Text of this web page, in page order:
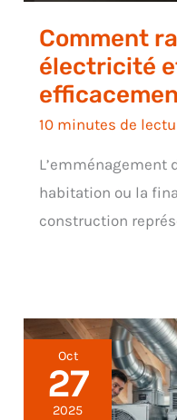
Comment
électricité
10 minutes de
L’emménagement
habitation ou la
construction
Oct
27
2025